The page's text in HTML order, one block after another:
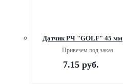
Датчик РЧ "GOLF" 45 мм
Привезем под заказ
7.15руб.